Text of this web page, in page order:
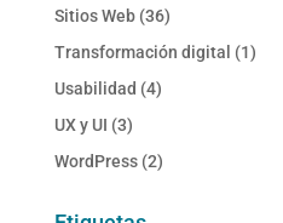
Sitios Web(36)
Transformación digital (1)
Usabilidad (4)
UX y UI (3)
WordPress(2)